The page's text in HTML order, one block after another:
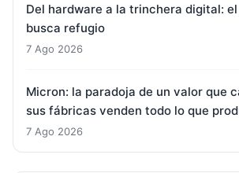
Del hardware a la trinchera digital:
busca refugio
7 Ago 2026
Micron: la paradoja de un valor que
sus fábricas venden todo lo que
7 Ago 2026